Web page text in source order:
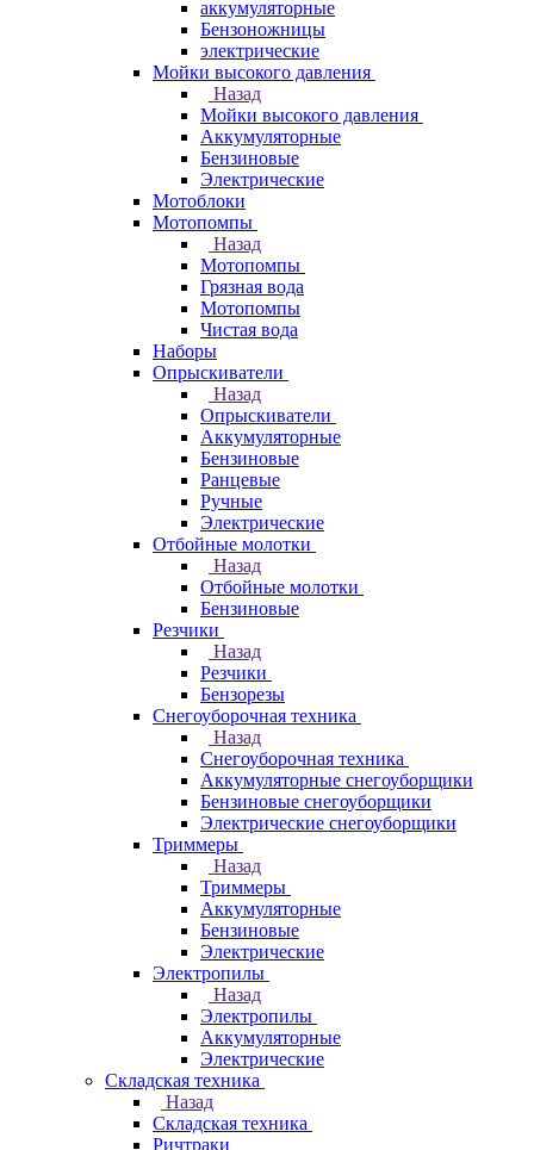
аккумуляторные
Бензоножницы
электрические
Мойки высокого давления
Назад
Мойки высокого давления
Аккумуляторные
Бензиновые
Электрические
Мотоблоки
Мотопомпы
Назад
Мотопомпы
Грязная вода
Мотопомпы
Чистая вода
Наборы
Опрыскиватели
Назад
Опрыскиватели
Аккумуляторные
Бензиновые
Ранцевые
Ручные
Электрические
Отбойные молотки
Назад
Отбойные молотки
Бензиновые
Резчики
Назад
Резчики
Бензорезы
Снегоуборочная техника
Назад
Снегоуборочная техника
Аккумуляторные снегоуборщики
Бензиновые снегоуборщики
Электрические снегоуборщики
Триммеры
Назад
Триммеры
Аккумуляторные
Бензиновые
Электрические
Электропилы
Назад
Электропилы
Аккумуляторные
Электрические
Складская техника
Назад
Складская техника
Ричтраки